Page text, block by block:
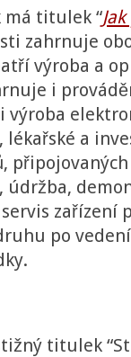
má titulek “
zahrnuje
výroba a
i
výroba
lékařské a
zařízení
po
titulek “